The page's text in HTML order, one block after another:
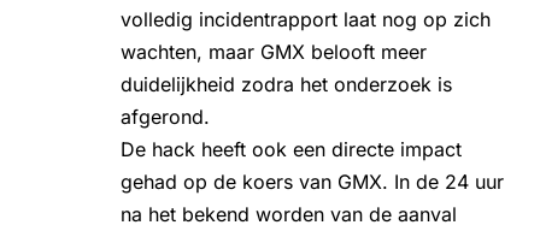
volledig incidentrapport laat nog op zich
wachten, maar GMX belooft meer
duidelijkheid zodra het onderzoek is
afgerond.
De hack heeft ook een directe impact
gehad op de koers van GMX. In de 24 uur
na het bekend worden van de aanval